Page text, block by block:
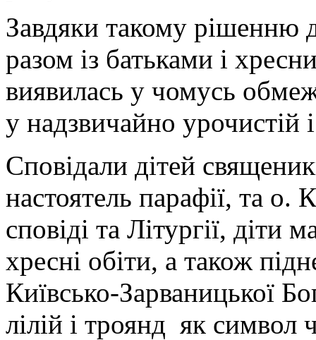
Завдяки такому рішенню
разом із батьками і
виявилась у чомусь
у надзвичайно урочистій
Сповідали дітей
настоятель парафії, та
сповіді та Літургії, діти
хресні обіти, а також
Київсько-Зарваницької
лілій і троянд як символ